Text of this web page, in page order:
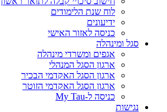
לוח שנת הלימודים
ידיעונים
כניסה לאזור האישי
סגל ומינהלה
אגפים ומשרדי מינהלה
ארגון הסגל המנהלי
ארגון הסגל האקדמי הבכיר
ארגון הסגל האקדמי הזוטר
כניסה ל-My Tau
נגישות